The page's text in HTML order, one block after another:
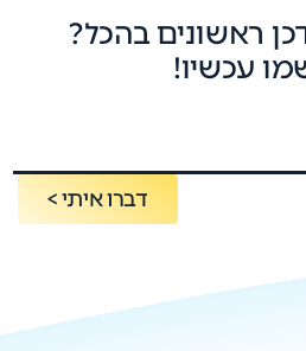
ראשונים בהכל?
עכשיו!
דברו איתי >